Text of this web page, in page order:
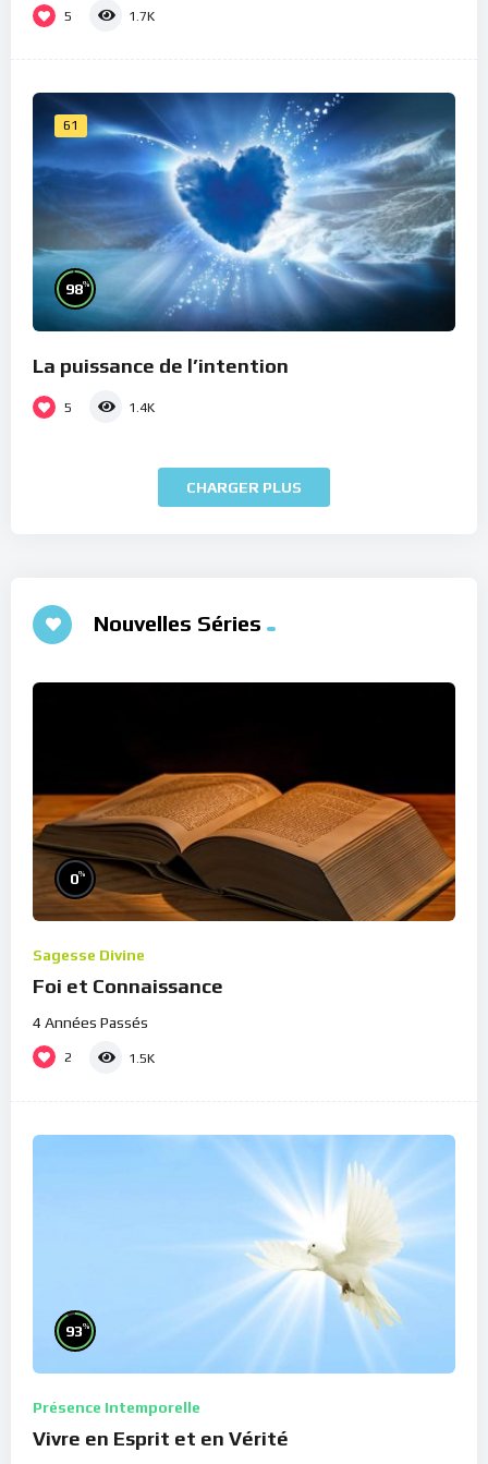
5 1.7K
61
98%
La puissance de l’intention
5 1.4K
CHARGER PLUS
Nouvelles Séries
0%
Sagesse Divine
Foi et Connaissance
4 Années Passés
2 1.5K
93%
Présence Intemporelle
Vivre en Esprit et en Vérité